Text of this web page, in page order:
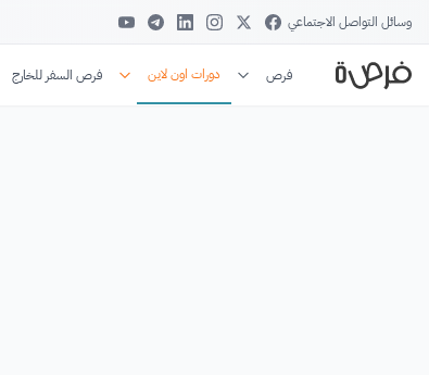
وسائل التواصل الاجتماعي
فرص دورات اون لاين فرص السفر للخارج